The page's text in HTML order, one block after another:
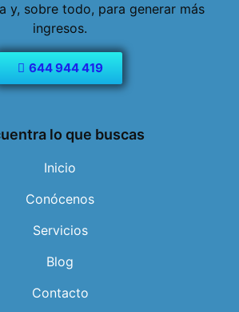
y, sobre todo, para generar más
ingresos.
644 944 419
lo que buscas
Inicio
Conócenos
Servicios
Blog
Contacto